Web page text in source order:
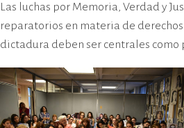
Las luchas por Memoria, Verdad y
reparatorios en materia de
dictadura deben ser centrales como